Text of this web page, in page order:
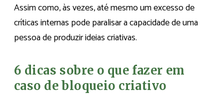
Assim como, às vezes, até mesmo um excesso de
críticas internas pode paralisar a capacidade de uma
pessoa de produzir ideias criativas.
6 dicas sobre o que fazer em
caso de bloqueio criativo